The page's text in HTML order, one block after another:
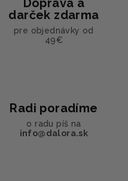
Doprava a
darček zdarma
pre objednávky od
49€
Radi poradíme
o radu píš na
info@dalora.sk